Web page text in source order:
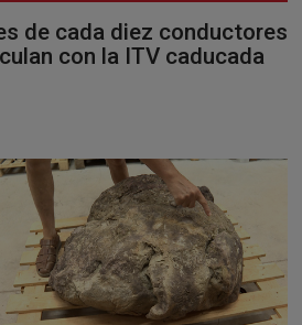
de cada diez conductores
con la ITV caducada